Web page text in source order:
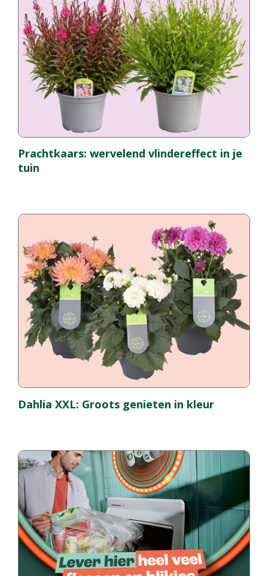
Prachtkaars: wervelend vlindereffect in je
tuin
Dahlia XXL: Groots genieten in kleur